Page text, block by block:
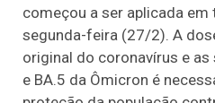
começou a ser aplicada em
segunda-feira (27/2). A
original do coronavírus e as
e BA.5 da Ômicron é